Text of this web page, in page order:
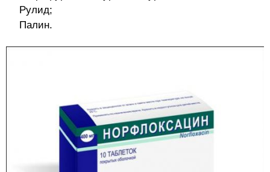
Рулид;
Палин.